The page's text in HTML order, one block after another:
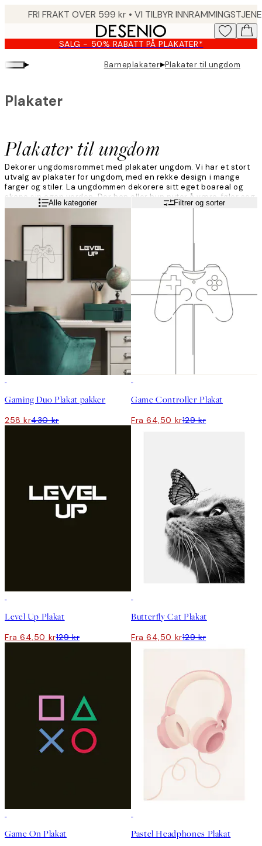
content.
SALG - 50% RABATT PÅ PLAKATER*
▸ Barneplakater▸Plakater til ungdom
Plakater til ungdom
Plakater
Dekorer ungdomsrommet med plakater ungdom. Vi har et stort
utvalg av plakater for ungdom, med en rekke design i mange
farger og stiler. La ungdommen dekorere sitt eget boareal og
skape sin egen verden. Der han eller hun nyter å være, føler seg
glad og inspirert.Alle kategorier Filtrer og sorter
Gaming Duo Plakat pakker
258 kr430 kr
Game Controller Plakat
Fra 64,50 kr129 kr
Level Up Plakat
Fra 64,50 kr129 kr
Butterfly Cat Plakat
Fra 64,50 kr129 kr
Game On Plakat Pastel Headphones Plakat